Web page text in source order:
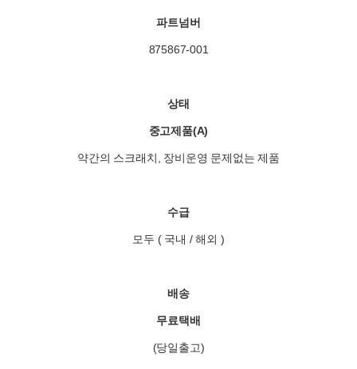
파트넘버
875867-001
상태
중고제품(A)
약간의 스크래치, 장비운영 문제없는 제품
수급
모두 ( 국내 / 해외 )
배송
무료택배
(당일출고)